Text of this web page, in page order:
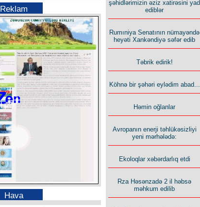
Reklam
Hava
şəhidlərimizin əziz xatirəsini yad
ediblər
Rumıniya Senatının nümayəndə
heyəti Xankəndiyə səfər edib
Təbrik edirik!
Köhnə bir şəhəri eylədim abad...
Həmin oğlanlar
Avropanın enerji təhlükəsizliyi
yeni mərhələdə:
Ekoloqlar xəbərdarlıq etdi
Rza Həsənzadə 2 il həbsə
məhkum edilib